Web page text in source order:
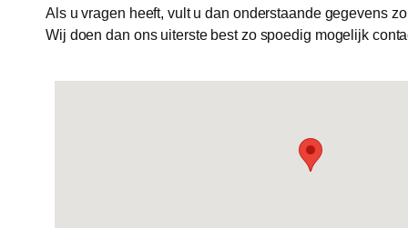
Als u vragen heeft, vult u dan onderstaande gegevens
Wij doen dan ons uiterste best zo spoedig mogelijk